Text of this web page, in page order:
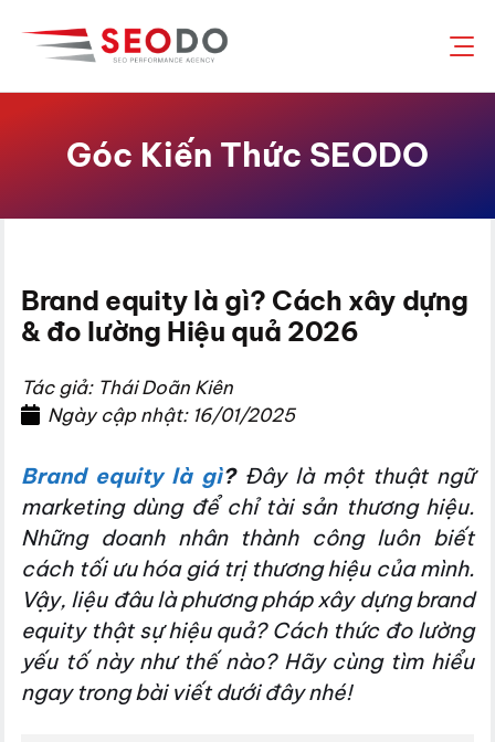
đến
Góc Kiến Thức SEODO
Brand equity là gì? Cách xây dựng
& đo lường Hiệu quả 2026
Tác giả: Thái Doãn Kiên
Ngày cập nhật: 16/01/2025
Brand equity là gì?Đây là một thuật ngữ
marketing dùng để chỉ tài sản thương hiệu.
Những doanh nhân thành công luôn biết
cách tối ưu hóa giá trị thương hiệu của mình.
Vậy, liệu đâu là phương pháp xây dựng brand
equity thật sự hiệu quả? Cách thức đo lường
yếu tố này như thế nào? Hãy cùng tìm hiểu
ngay trong bài viết dưới đây nhé!